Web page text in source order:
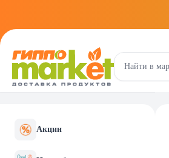
Акции